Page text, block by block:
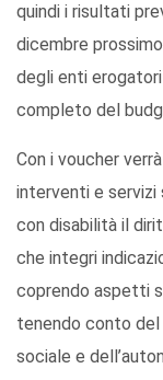
quindi i risultati
dicembre
degli enti
completo del
Con i voucher
interventi e servizi
con disabilità il
che integri
coprendo aspetti
tenendo conto del
sociale e